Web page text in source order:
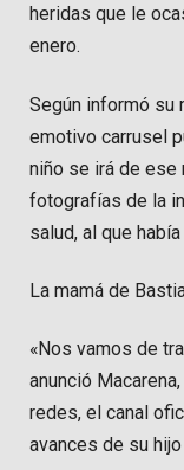
heridas que le
enero.
Según informó su
emotivo carrusel
niño se irá de ese
fotografías de la
salud, al que
La mamá de
«Nos vamos de
anunció
redes, el canal
avances de su